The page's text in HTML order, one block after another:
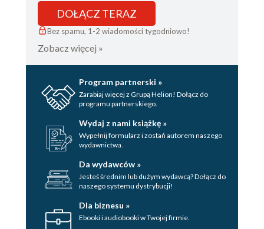
HENRYK MAZURKIEWICZ. Z nadzieją.
Rozmowa z Małgorzatą Hajewską-
Krzysztofik
ŁUKASZ DREWNIAK. Niewymazany
KALEN DARIUM
Kronika premier Nowego Teatru
w Warszawie
NOWE TEKSTY
Odyseja. Historia dla Hollywoodu
fragmenty
DOŁĄCZ TERAZ
Bez spamu, 1-2 wiadomości tygodniowo!
Zobacz więcej »
Program partnerski »
Zarabiaj więcej z Grupą Helion! Dołącz do
programu partnerskiego.
Wydaj z nami książkę »
Wypełnij formularz i zostań autorem naszego
wydawnictwa.
Da wydawców »
Jesteś średnim lub dużym wydawcą? Dołącz do
naszego systemu dystrybucji!
Dla biznesu »
Ebooki i audiobooki w Twojej firmie.